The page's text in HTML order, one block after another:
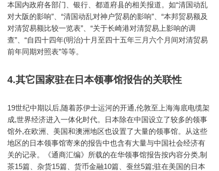
本国内政府各部门、银行、都道府县的相关报道。如“清国动乱
对大阪的影响”、“清国动乱对神户贸易的影响”、“本邦贸易额及
对清贸易额比较一览表”、“关于长崎港对清贸易上影响的调
查”、“自四十四年(明治)十月至四十五年三月六个月间对清贸易
前年同期对照表”等等。
4.其它国家驻在日本领事馆报告的关联性
19世纪中期以后,随着苏伊士运河的开通,伦敦至上海海底电缆架
成,世界经济进入一体化时代。日本除在中国设立了较多的领事
馆外,在欧洲、美国和澳洲地区也设置了大量的领事馆。从这些
地区的日本领事馆寄来的报告中也含有大量与中国社会经济有
关的记录。《通商汇编》所载的在华领事馆报告按内容分类,制
茶15篇、杂货15篇、货币金融10篇、蚕丝5篇;驻在美国的日本